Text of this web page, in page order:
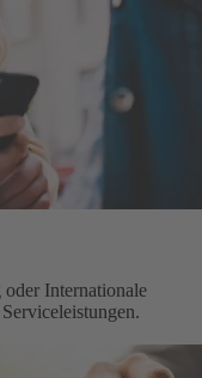
oder Internationale